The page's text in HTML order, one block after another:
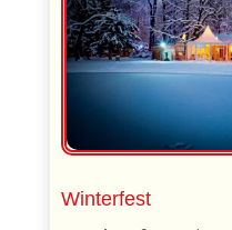
Winterfest